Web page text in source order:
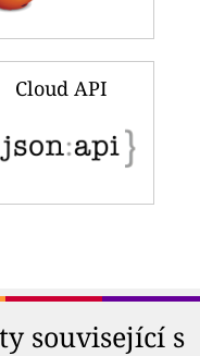
Cloud API
související s